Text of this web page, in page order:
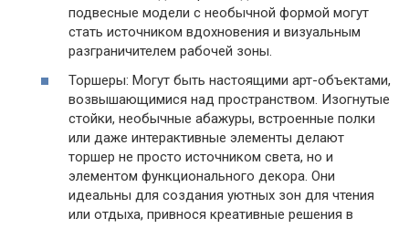
подвесные модели с необычной формой могут
стать источником вдохновения и визуальным
разграничителем рабочей зоны.
Торшеры: Могут быть настоящими арт-объектами,
возвышающимися над пространством. Изогнутые
стойки, необычные абажуры, встроенные полки
или даже интерактивные элементы делают
торшер не просто источником света, но и
элементом функционального декора. Они
идеальны для создания уютных зон для чтения
или отдыха, привнося креативные решения в